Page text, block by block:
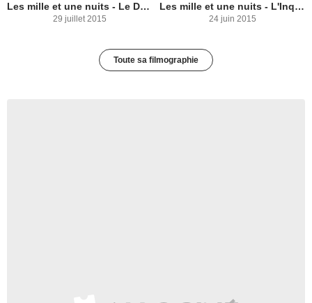
Les mille et une nuits - Le Désolé
29 juillet 2015
Les mille et une nuits - L'Inquiet
24 juin 2015
Toute sa filmographie